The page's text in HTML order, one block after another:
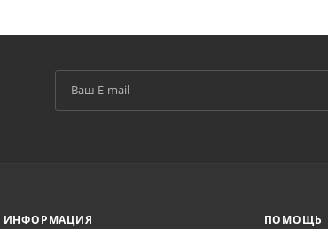
ИНФОРМАЦИЯ ПОМОЩЬ